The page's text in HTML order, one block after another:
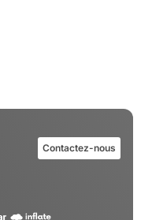
Contactez-nous